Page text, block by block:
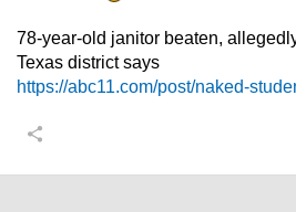
78-year-old janitor beaten,
Texas district says
https://abc11.com/post/naked-